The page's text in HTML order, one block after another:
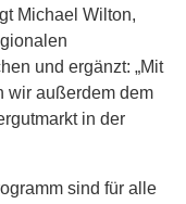
Michael Wilton,
und ergänzt: „Mit
wir außerdem dem
in der
sind für alle